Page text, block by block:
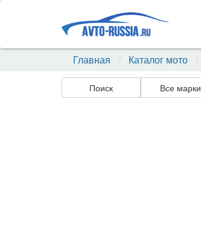
Главная Каталог мото
Поиск Все марки